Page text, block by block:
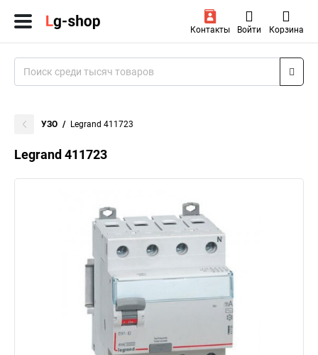
Контакты Войти Корзина
УЗО Legrand 411723
Legrand 411723